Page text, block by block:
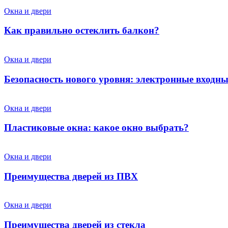
Окна и двери
Как правильно остеклить балкон?
Окна и двери
Безопасность нового уровня: электронные
Окна и двери
Пластиковые окна: какое окно выбрать?
Окна и двери
Преимущества дверей из ПВХ
Окна и двери
Преимущества дверей из стекла